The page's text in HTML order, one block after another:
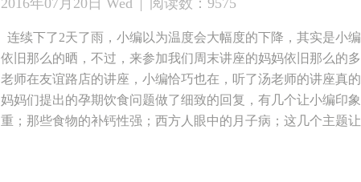
邀请了省人民医院的产科主任——王亚琴医师。 王亚琴：陕西
提出了“爱母、爱婴、无痛、微创”的服务理念，重点研究方向
难产，妊娠合并重症，不孕与优生，孕产妇营养。 还有4天
么想收到或者往年收到的七夕礼物~可以用空闲时间在文章下
间：2016年8月7日（周日）下午4：00-----5：00 主 讲 人 ：省
安心会员及准妈妈们均可参加 课程内容：孕期体重管理与妊高
2016年07月20日 Wed 阅读数： 9575
连续下了2天了雨，小编以为温度会大幅度的下降，其实是小
依旧那么的晒，不过，来参加我们周末讲座的妈妈依旧那
老师在友谊路店的讲座，小编恰巧也在，听了汤老师的讲座真
妈妈们提出的孕期饮食问题做了细致的回复，有几个让小编印
重；那些食物的补钙性强；西方人眼中的月子病；这几个主题